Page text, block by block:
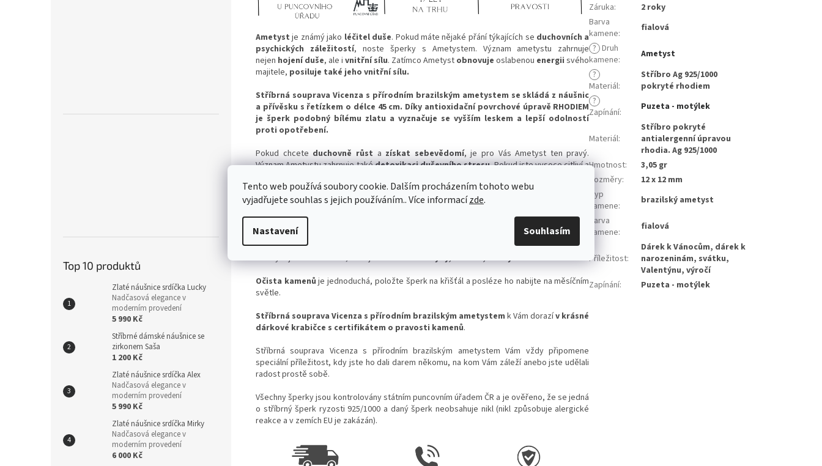
Tento web používá soubory cookie. Dalším procházením tohoto webu
vyjadřujete souhlas s jejich používáním.. Více informacízde.
Nastavení Souhlasím
Top 10 produktů
Zlaté náušnice srdíčka Lucky
Nadčasová elegance v
moderním provedení
5 990 Kč
Stříbrné dámské náušnice se
zirkonem Saša
1 200 Kč
Zlaté náušnice srdíčka Alex
Nadčasová elegance v
moderním provedení
5 990 Kč
Zlaté náušnice srdíčka Mirky
Nadčasová elegance v
moderním provedení
6 000 Kč
Ametyst je známý jako léčitel duše. Pokud máte nějaké přání týkajících se duchovních a
psychických záležitostí, noste šperky s Ametystem. Význam ametystu zahrnuje
nejen hojení duše, ale i vnitřní sílu. Zatímco Ametyst obnovuje oslabenou energii svého
majitele, posiluje také jeho vnitřní sílu.
Stříbrná souprava Vicenza s přírodním brazilským ametystem se skládá z náušnic
a přívěsku s řetízkem o délce 45 cm. Díky antioxidační povrchové úpravě RHODIEM
je šperk podobný bílému zlatu a vyznačuje se vyšším leskem a lepší odolností
proti opotřebení.
Pokud chcete duchovně růst a získat sebevědomí, je pro Vás Ametyst ten pravý.
Význam Ametystu zahrnuje takédetoxikaci duševního stresu. Pokud jste vysoce citliví a
Ametystové léčebné vlastnosti jsou stejně hojné jako samotný kámen. Ametyst je
aplikovány na
Ametyst je kamenem lidí, kteří jsou ve znameníRyby, Střelce, PannyneboKozoroha.
Očista kamenů je jednoduchá, položte šperk na křišťál a posléze ho nabijte na měsíčním
světle.
Stříbrná souprava Vicenza s přírodním brazilským ametystemk Vám dorazív krásné
dárkové krabičce s certifikátem o pravosti kamenů.
Stříbrná souprava Vicenza s přírodním brazilským ametystem Vám vždy připomene
speciální příležitost, kdy jste ho dali darem někomu, na kom Vám záleží anebo jste udělali
radost prostě sobě.
Všechny šperky jsou kontrolovány státním puncovním úřadem ČR a je ověřeno, že se jedná
o stříbrný šperk ryzosti 925/1000 a daný šperk neobsahuje nikl (nikl způsobuje alergické
reakce a v zemích EU je zakázán).
Záruka:
2 roky
Barva
kamene:
fialová
? Druh
kamene:
Ametyst
?
Materiál:
Stříbro Ag 925/1000
pokryté rhodiem
?
Zapínání: Puzeta - motýlek
Materiál:
Stříbro pokryté
antialergenní úpravou
rhodia. Ag 925/1000
Hmotnost:
3,05 gr
Rozměry:
12 x 12 mm
Typ
kamene:
brazilský ametyst
Barva
kamene: fialová
Příležitost:
Dárek k Vánocům, dárek k
narozeninám, svátku,
Valentýnu, výročí
Zapínání: Puzeta - motýlek